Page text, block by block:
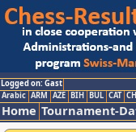
Logged on: Gast
Arabic ARM AZE BIH BUL CAT
Home Tournament-